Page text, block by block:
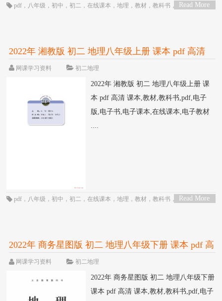
Read More
pdf ， 八年级 ，初中 ，初二 ，在线课本 ，地理 ，教材 ，教科书 ， 电子书 ， 电
2022年 湘教版 初二 地理八年级上册 课本 pdf 高清
网课学习资料 初二地理
2022年 湘教版 初二 地理八年级上册 课
本 pdf 高清 课本,教材,教科书,pdf,电子
版,电子书,电子课本,在线课本,电子教材
Read More
pdf ， 八年级 ，初中 ，初二 ，在线课本 ，地理 ，教材 ，教科书 ， 湘教版 ，电
2022年 商务星图版 初二 地理八年级下册 课本 pdf 高
清网课学习资料 初二地理
2022年 商务星图版 初二 地理八年级下册
课本 pdf 高清 课本,教材,教科书,pdf,电子